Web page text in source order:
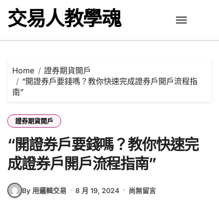
content
交易人教學魂
Home
證券期貨開戶
“開證券戶要錢嗎？教你快速完成證券戶開戶流程指
南”
證券期貨開戶
“開證券戶要錢嗎？教你快速完
成證券戶開戶流程指南”
By 用邏輯交易 8 月 19, 2024 尚無留言